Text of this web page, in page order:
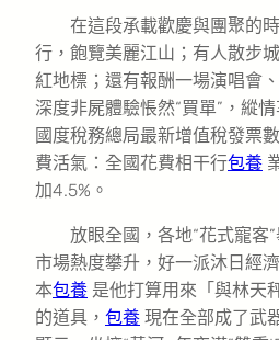
在這段承載歡慶與團聚的
行，飽覽美麗江山；有人散步
紅地標；還有報酬一場演唱會
深度非屍體驗悵然“買單”，縱
國度稅務總局最新增值稅發票
費活氣：全國花費相干行包養
加4.5%。
放眼全國，各地“花式寵客
市場熱度攀升，好一派沐日經
本包養 是他打算用來「與林天
的道具， 包養 現在全部成了武